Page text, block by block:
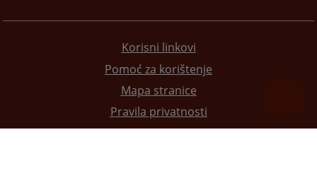
Korisni linkovi
Pomoć za korištenje
Mapa stranice
Pravila privatnosti